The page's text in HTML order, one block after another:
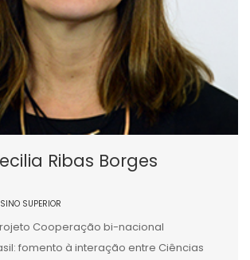
Ribas Borges
SUPERIOR
Cooperação bi-nacional
fomento à interação entre Ciências